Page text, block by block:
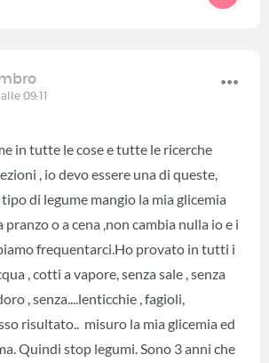
09:11
in tutte le cose e tutte le ricerche
, io devo essere una di queste,
di legume mangio la mia glicemia
pranzo o a cena ,non cambia nulla io e i
frequentarci.Ho provato in tutti i
, cotti a vapore, senza sale , senza
, senza....lenticchie , fagioli,
risultato.. misuro la mia glicemia ed
Quindi stop legumi. Sono 3 anni che